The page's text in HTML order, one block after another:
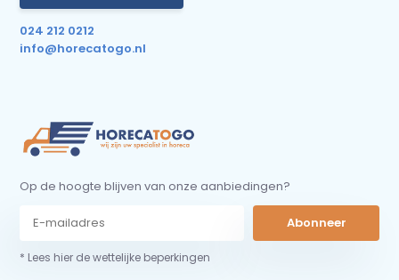
024 212 0212
info@horecatogo.nl
Op de hoogte blijven van onze aanbiedingen?
Abonneer
* Lees hier de wettelijke beperkingen